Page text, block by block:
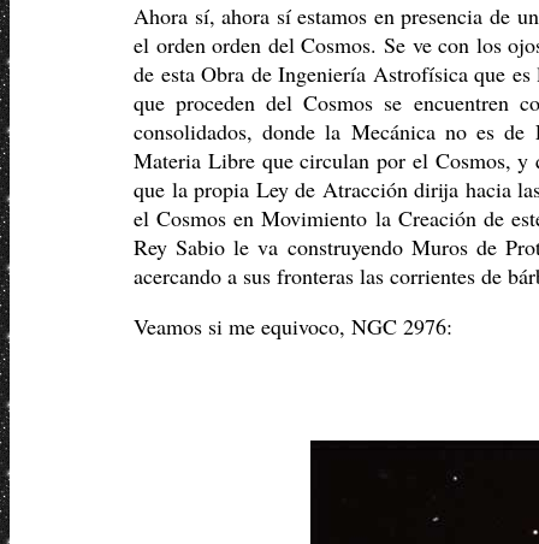
Ahora sí, ahora sí estamos en presencia de
el orden orden del Cosmos. Se ve con los
de esta Obra de Ingeniería Astrofísica que
que proceden del Cosmos se encuentren
consolidados, donde la Mecánica no es
Materia Libre que circulan por el Cosmos, y
que la propia Ley de Atracción dirija hacia
el Cosmos en Movimiento la Creación de
Rey Sabio le va construyendo Muros de
acercando a sus fronteras las corrientes de
Veamos si me equivoco, NGC 2976: